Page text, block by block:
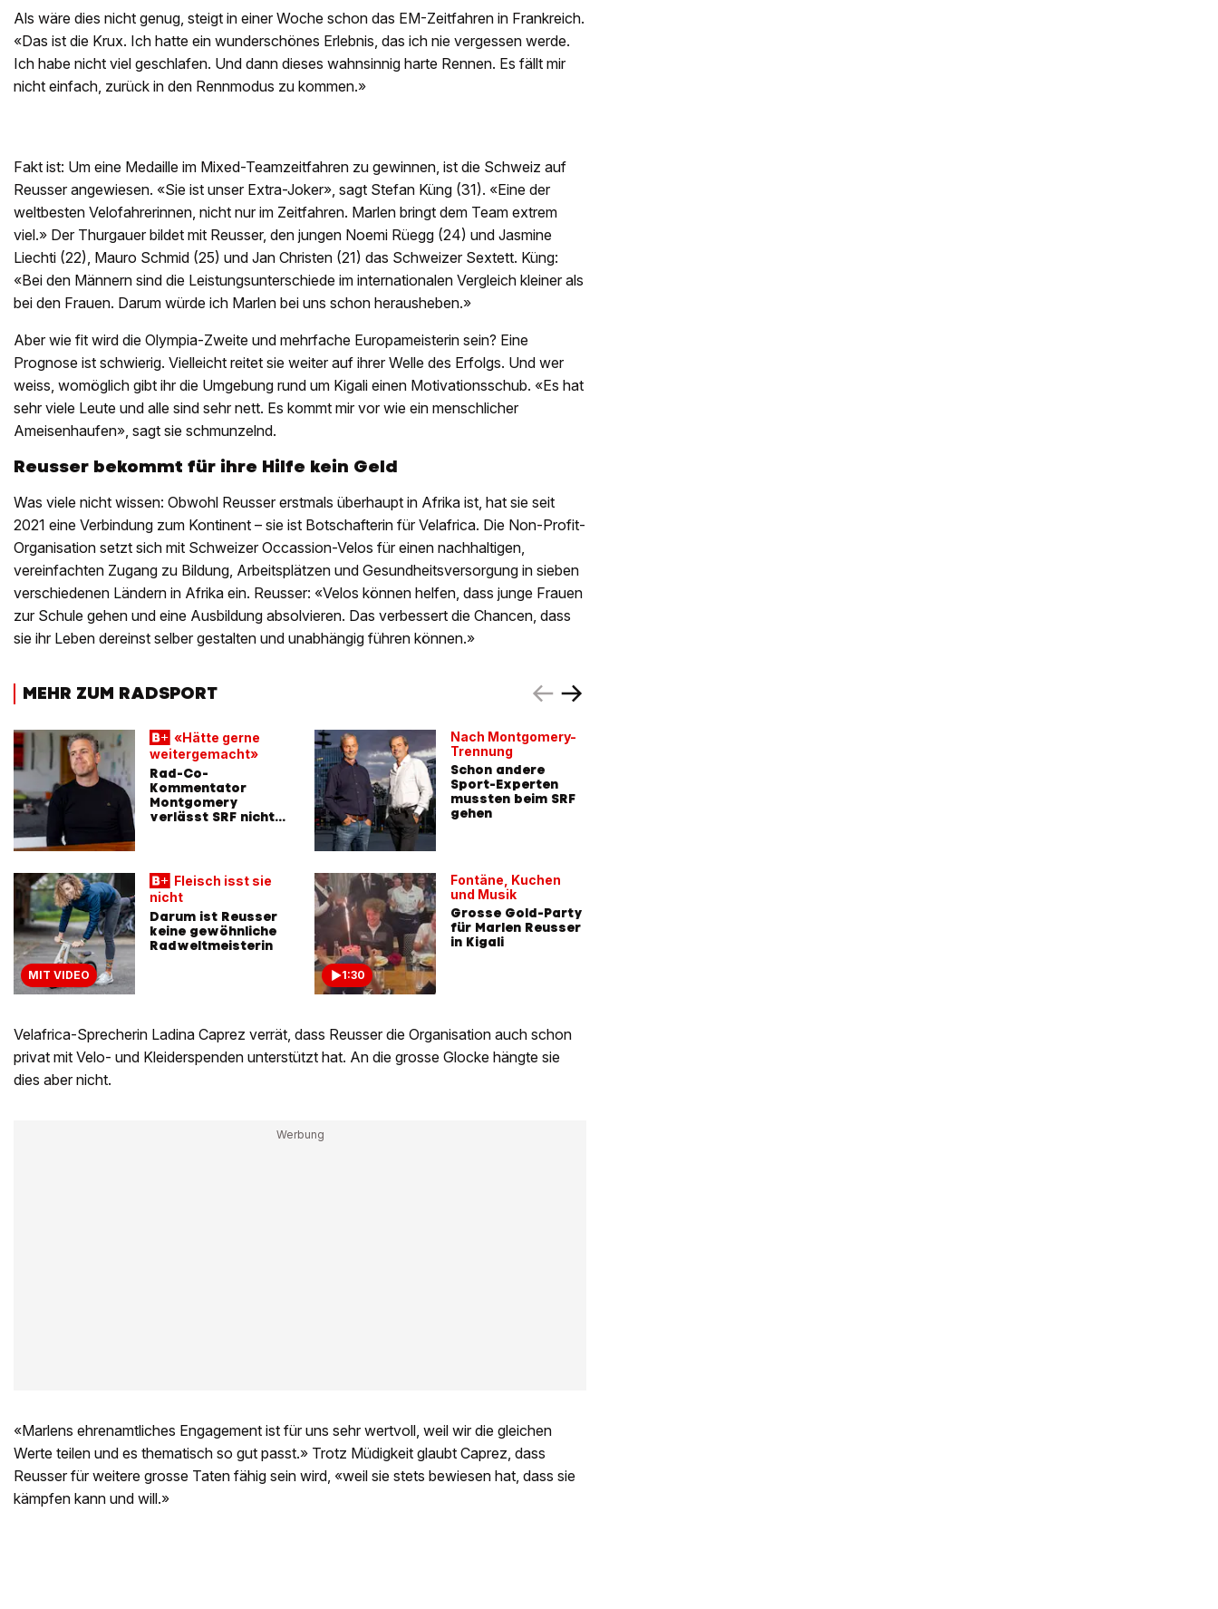
Als wäre dies nicht genug, steigt in einer Woche schon das EM-Zeitfahren in Frankreich.
«Das ist die Krux. Ich hatte ein wunderschönes Erlebnis, das ich nie vergessen werde.
Ich habe nicht viel geschlafen. Und dann dieses wahnsinnig harte Rennen. Es fällt mir
nicht einfach, zurück in den Rennmodus zu kommen.»
Fakt ist: Um eine Medaille im Mixed-Teamzeitfahren zu gewinnen, ist die Schweiz auf
Reusser angewiesen. «Sie ist unser Extra-Joker», sagt Stefan Küng (31). «Eine der
weltbesten Velofahrerinnen, nicht nur im Zeitfahren. Marlen bringt dem Team extrem
viel.» Der Thurgauer bildet mit Reusser, den jungen Noemi Rüegg (24) und Jasmine
Liechti (22), Mauro Schmid (25) und Jan Christen (21) das Schweizer Sextett. Küng:
«Bei den Männern sind die Leistungsunterschiede im internationalen Vergleich kleiner als
bei den Frauen. Darum würde ich Marlen bei uns schon herausheben.»
Aber wie fit wird die Olympia-Zweite und mehrfache Europameisterin sein? Eine
Prognose ist schwierig. Vielleicht reitet sie weiter auf ihrer Welle des Erfolgs. Und wer
weiss, womöglich gibt ihr die Umgebung rund um Kigali einen Motivationsschub. «Es hat
sehr viele Leute und alle sind sehr nett. Es kommt mir vor wie ein menschlicher
Ameisenhaufen», sagt sie schmunzelnd.
Reusser bekommt für ihre Hilfe kein Geld
Was viele nicht wissen: Obwohl Reusser erstmals überhaupt in Afrika ist, hat sie seit
2021 eine Verbindung zum Kontinent – sie ist Botschafterin für Velafrica. Die Non-Profit-
Organisation setzt sich mit Schweizer Occassion-Velos für einen nachhaltigen,
vereinfachten Zugang zu Bildung, Arbeitsplätzen und Gesundheitsversorgung in sieben
verschiedenen Ländern in Afrika ein. Reusser: «Velos können helfen, dass junge Frauen
zur Schule gehen und eine Ausbildung absolvieren. Das verbessert die Chancen, dass
sie ihr Leben dereinst selber gestalten und unabhängig führen können.»
MEHR ZUM RADSPORT
«Hätte gerne
weitergemacht»
Rad-Co-
Kommentator
Montgomery
verlässt SRF nicht
MIT VIDEO
Fleisch isst sie
nicht
Darum ist Reusser
keine gewöhnliche
Radweltmeisterin
Nach Montgomery-
Trennung
Schon andere
Sport-Experten
mussten beim SRF
gehen
1:30
Fontäne, Kuchen
und Musik
Grosse Gold-Party
für Marlen Reusser
in Kigali
Velafrica-Sprecherin Ladina Caprez verrät, dass Reusser die Organisation auch schon
privat mit Velo- und Kleiderspenden unterstützt hat. An die grosse Glocke hängte sie
dies aber nicht.
«Marlens ehrenamtliches Engagement ist für uns sehr wertvoll, weil wir die gleichen
Werte teilen und es thematisch so gut passt.» Trotz Müdigkeit glaubt Caprez, dass
Reusser für weitere grosse Taten fähig sein wird, «weil sie stets bewiesen hat, dass sie
kämpfen kann und will.»